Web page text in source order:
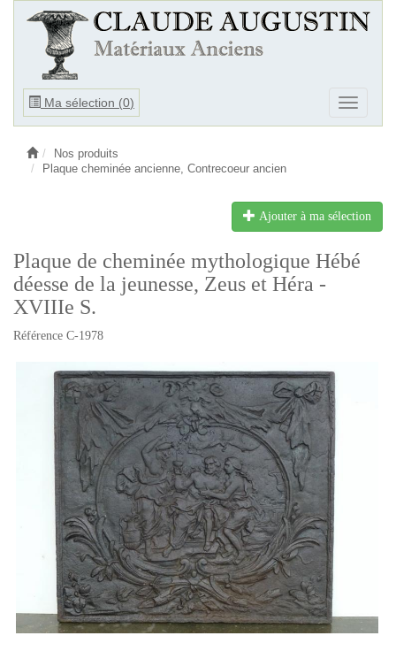
Ma sélection (0)
Ouvrir
Ouvrir
le
Nos produits
Plaque cheminée ancienne, Contrecoeur ancien
Ajouter à ma sélection
Plaque de cheminée mythologique Hébé
déesse de la jeunesse, Zeus et Héra -
XVIIIe S.
Référence C-1978